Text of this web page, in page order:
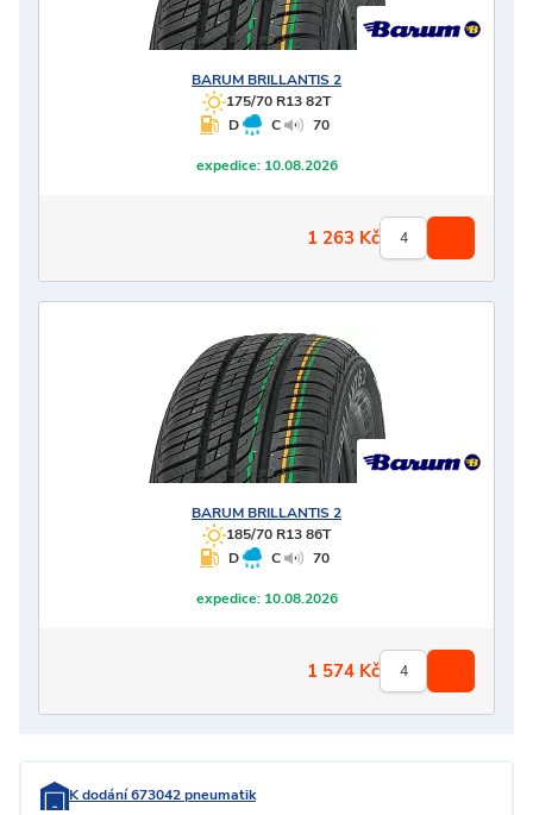
BARUM BRILLANTIS 2
175/70 R13 82T
D
C 70
expedice:10.08.2026
1 263 Kč
BARUM BRILLANTIS 2
185/70 R13 86T
D
C 70
expedice:10.08.2026
1 574 Kč
K dodání 673042 pneumatik